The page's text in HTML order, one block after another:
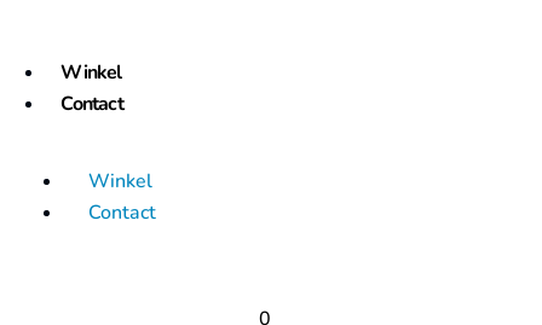
Winkel
Contact
Winkel
Contact
0